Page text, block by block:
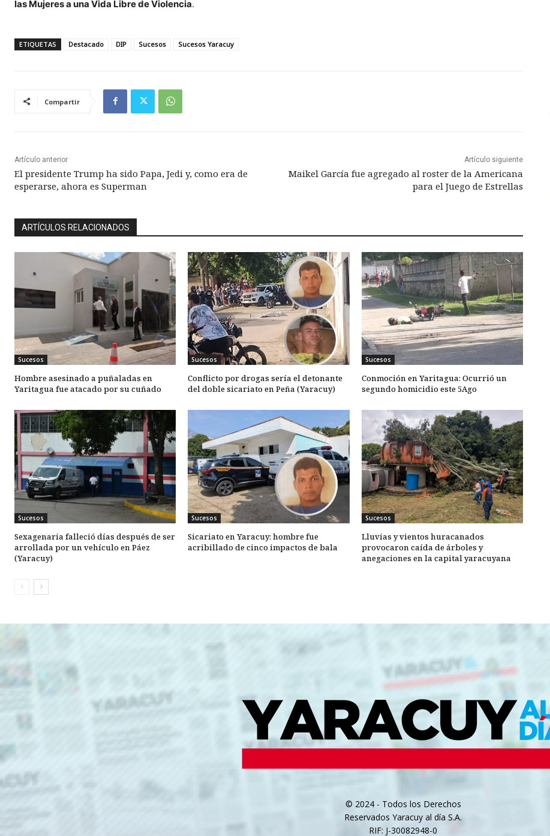
las Mujeres a una Vida Libre de Violencia.
ETIQUETAS Destacado DIP Sucesos Sucesos Yaracuy
Compartir
Artículo anterior
El presidente Trump ha sido Papa, Jedi y, como era de
esperarse, ahora es Superman
Artículo siguiente
Maikel García fue agregado al roster de la Americana
para el Juego de Estrellas
ARTÍCULOS RELACIONADOS
Sucesos
Hombre asesinado a puñaladas en
Yaritagua fue atacado por su cuñado
Sucesos
Conflicto por drogas sería el detonante
del doble sicariato en Peña (Yaracuy)
Sucesos
Conmoción en Yaritagua: Ocurrió un
segundo homicidio este 5Ago
Sucesos
Sexagenaria falleció días después de ser
arrollada por un vehículo en Páez
(Yaracuy)
Sucesos
Sicariato en Yaracuy: hombre fue
acribillado de cinco impactos de bala
Sucesos
Lluvias y vientos huracanados
provocaron caída de árboles y
anegaciones en la capital yaracuyana
© 2024 - Todos los Derechos
Reservados Yaracuy al día S.A.
RIF: J-30082948-0